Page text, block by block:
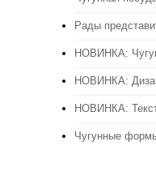
Рады
НОВИНКА:
НОВИНКА:
НОВИНКА:
Чугунные